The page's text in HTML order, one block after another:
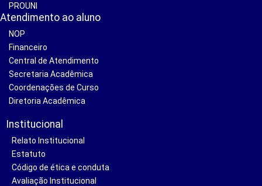
PROUNI
Atendimento ao aluno
NOP
Financeiro
Central de Atendimento
Secretaria Acadêmica
Coordenações de Curso
Diretoria Acadêmica
Institucional
Relato Institucional
Estatuto
Código de ética e conduta
Avaliação Institucional